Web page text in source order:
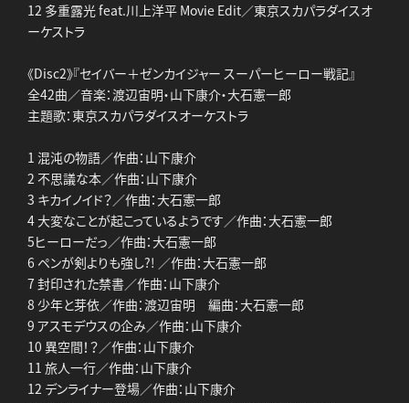
12 多重露光 feat.川上洋平 Movie Edit／東京スカパラダイスオ
ーケストラ
《Disc2》『セイバー＋ゼンカイジャー スーパーヒーロー戦記』
全42曲／音楽：渡辺宙明・山下康介・大石憲一郎
主題歌：東京スカパラダイスオーケストラ
1 混沌の物語／作曲：山下康介
2 不思議な本／作曲：山下康介
3 キカイノイド？／作曲：大石憲一郎
4 大変なことが起こっているようです／作曲：大石憲一郎
5ヒーローだっ／作曲：大石憲一郎
6 ペンが剣よりも強し?! ／作曲：大石憲一郎
7 封印された禁書／作曲：山下康介
8 少年と芽依／作曲：渡辺宙明 編曲：大石憲一郎
9 アスモデウスの企み／作曲：山下康介
10 異空間！？／作曲：山下康介
11 旅人一行／作曲：山下康介
12 デンライナー登場／作曲：山下康介